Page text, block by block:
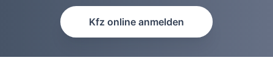
Kfz online anmelden